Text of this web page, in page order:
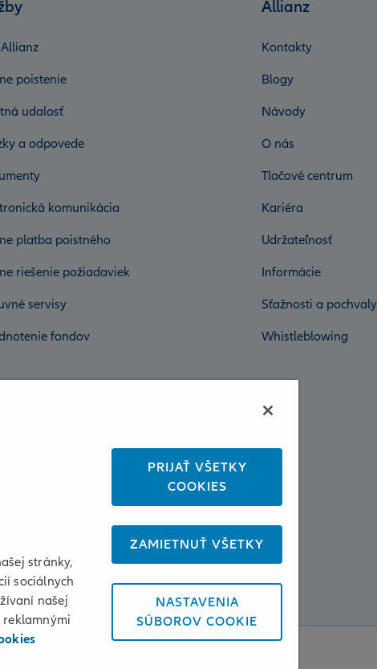
poistenie
udalosť
a odpovede
komunikácia
platba poistného
riešenie požiadaviek
servisy
fondov
Allianz
Kontakty
Blogy
Návody
O nás
Tlačové centrum
Kariéra
Udržateľnosť
Informácie
Sťažnosti a pochvaly
Whistleblowing
stránky,
sociálnych
našej
PRIJAŤ VŠETKY
COOKIES
ZAMIETNUŤ VŠETKY
NASTAVENIA
SÚBOROV COOKIE